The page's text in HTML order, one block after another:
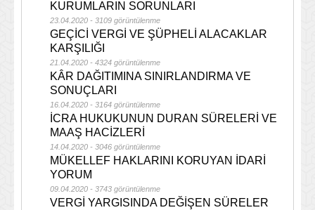
KURUMLARIN SORUNLARI
23.04.2020 - 3109 görüntülenme
GEÇİCİ VERGİ VE ŞÜPHELİ ALACAKLAR
KARŞILIĞI
21.04.2020 - 4324 görüntülenme
KÂR DAĞITIMINA SINIRLANDIRMA VE
SONUÇLARI
16.04.2020 - 3164 görüntülenme
İCRA HUKUKUNUN DURAN SÜRELERİ VE
MAAŞ HACİZLERİ
14.04.2020 - 3046 görüntülenme
MÜKELLEF HAKLARINI KORUYAN İDARİ
YORUM
09.04.2020 - 3743 görüntülenme
VERGİ YARGISINDA DEĞİŞEN SÜRELER